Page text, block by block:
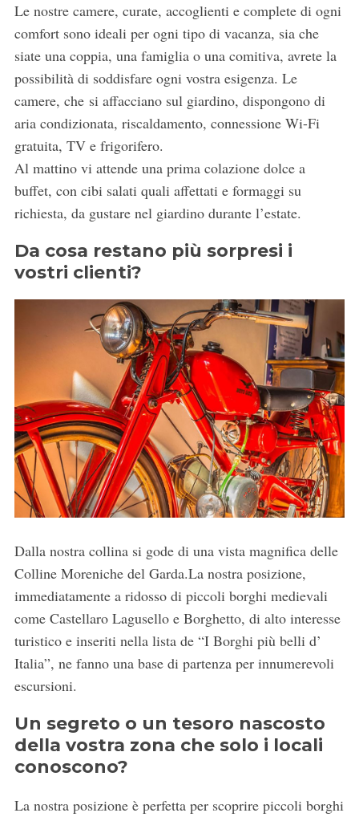
Le nostre camere, curate, accoglienti e complete di ogni
comfort sono ideali per ogni tipo di vacanza, sia che
siate una coppia, una famiglia o una comitiva, avrete la
possibilità di soddisfare ogni vostra esigenza. Le
camere, che si affacciano sul giardino, dispongono di
aria condizionata, riscaldamento, connessione Wi-Fi
gratuita, TV e frigorifero.
Al mattino vi attende una prima colazione dolce a
buffet, con cibi salati quali affettati e formaggi su
richiesta, da gustare nel giardino durante l’estate.
Da cosa restano più sorpresi i
vostri clienti?
Dalla nostra collina si gode di una vista magnifica delle
Colline Moreniche del Garda.La nostra posizione,
immediatamente a ridosso di piccoli borghi medievali
come Castellaro Lagusello e Borghetto, di alto interesse
turistico e inseriti nella lista de “I Borghi più belli d’
Italia”, ne fanno una base di partenza per innumerevoli
escursioni.
Un segreto o un tesoro nascosto
della vostra zona che solo i locali
conoscono?
La nostra posizione è perfetta per scoprire piccoli borghi